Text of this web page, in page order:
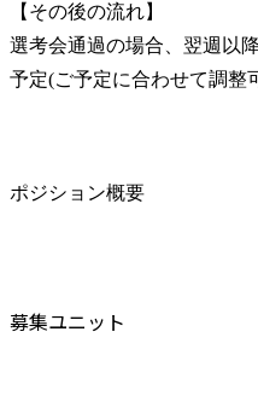
【その後の流れ】
選考会通過の場合、翌週以
予定(ご予定に合わせて調整
ポジション概要
募集ユニット